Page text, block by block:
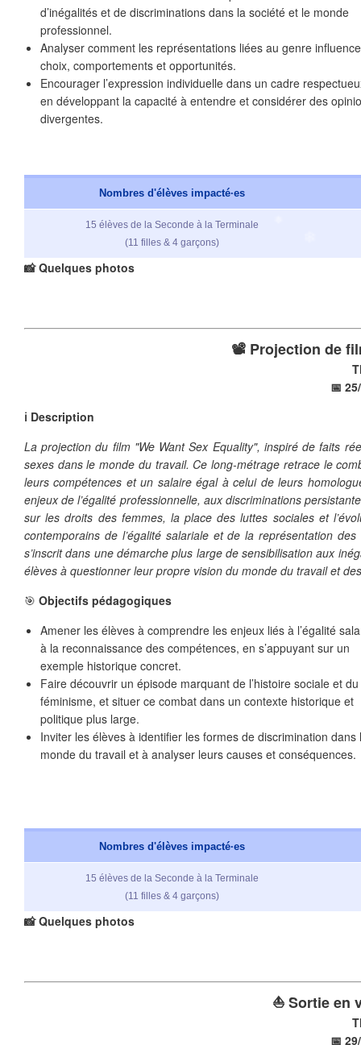
❄
❄
d’inégalités et de discriminations dans la société et le monde
professionnel.
Analyser comment les représentations liées au genre
choix, comportements et opportunités.
Encourager l’expression individuelle dans un cadre
en développant la capacité à entendre et considérer des
divergentes.
Nombres d'élèves impacté·es
15 élèves de la Seconde à la Terminale
(11 filles & 4 garçons)
📸 Quelques photos
📽️ Projection de
📅
ℹ️ Description
La projection du film "We Want Sex Equality", inspiré de faits
sexes dans le monde du travail. Ce long-métrage retrace le
leurs compétences et un salaire égal à celui de leurs
enjeux de l’égalité professionnelle, aux discriminations
sur les droits des femmes, la place des luttes sociales et
contemporains de l’égalité salariale et de la représentation
s’inscrit dans une démarche plus large de sensibilisation aux
élèves à questionner leur propre vision du monde du travail et
🎯 Objectifs pédagogiques
Amener les élèves à comprendre les enjeux liés à l’égalité
à la reconnaissance des compétences, en s’appuyant sur un
exemple historique concret.
Faire découvrir un épisode marquant de l’histoire sociale et du
féminisme, et situer ce combat dans un contexte historique et
politique plus large.
Inviter les élèves à identifier les formes de discrimination dans
monde du travail et à analyser leurs causes et conséquences.
Nombres d'élèves impacté·es
15 élèves de la Seconde à la Terminale
(11 filles & 4 garçons)
📸 Quelques photos
⛵ Sortie en
📅